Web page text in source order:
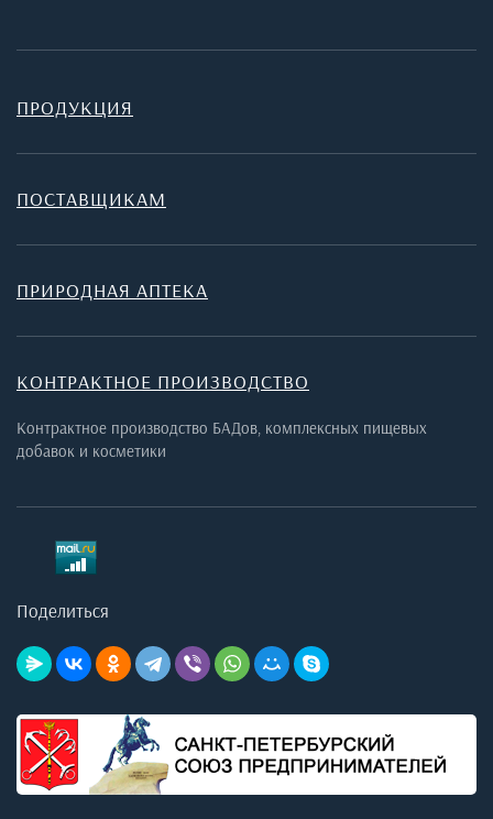
ПРОДУКЦИЯ
ПОСТАВЩИКАМ
ПРИРОДНАЯ АПТЕКА
КОНТРАКТНОЕ ПРОИЗВОДСТВО
Контрактное производство БАДов, комплексных пищевых
добавок и косметики
Поделиться